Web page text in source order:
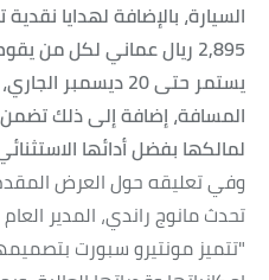
2,895 ريال عماني لكل من
المسافة، إضافة إلى ذلك
لمالكها بفضل أدائها
وفي تعليقه حول العرض
تحدث مانوج راندي، المدير
"تتميز مونتيرو سبورت